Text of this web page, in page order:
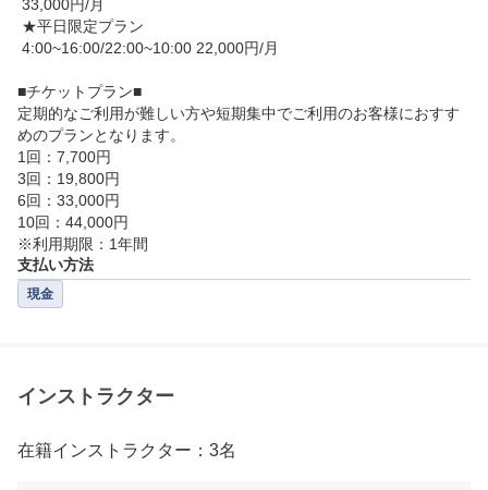
■チケットプラン■
定期的なご利用が難しい方や短期集中でご利用のお客様におすす
めのプランとなります。
1回：7,700円
3回：19,800円
6回：33,000円
10回：44,000円
※利用期限：1年間
支払い方法
現金
インストラクター
在籍インストラクター：3名